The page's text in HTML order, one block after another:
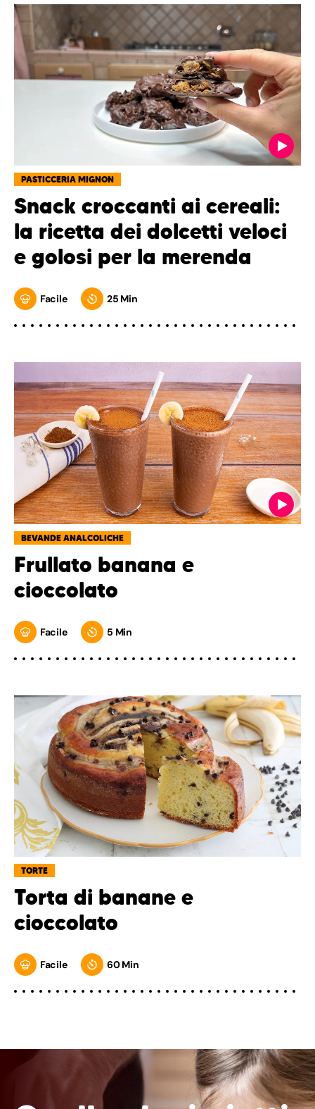
PASTICCERIA MIGNON
Snack croccanti ai cereali:
la ricetta dei dolcetti veloci
e golosi per la merenda
Facile 25 Min
BEVANDE ANALCOLICHE
Frullato banana e
cioccolato
Facile 5 Min
TORTE
Torta di banane e
cioccolato
Facile 60 Min